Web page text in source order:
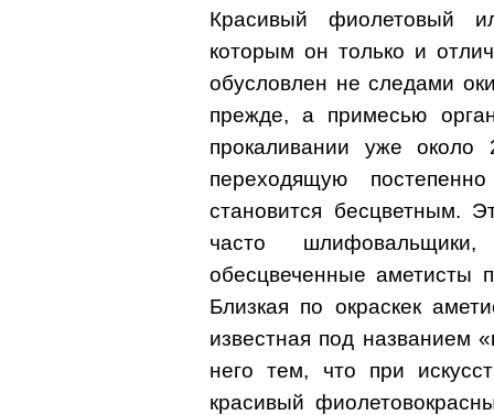
Красивый фиолетовый
которым он только и
обусловлен не следами
прежде, а примесью
прокаливании уже около
переходящую
становится бесцветным.
часто
обесцвеченные аметисты
Близкая по окраскек
известная под названием
него тем, что при
красивый